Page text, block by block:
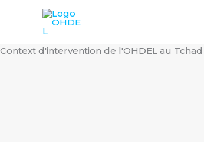
Context d'intervention de l'OHDEL au Tchad